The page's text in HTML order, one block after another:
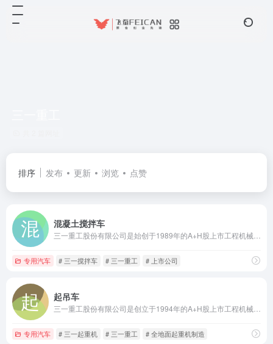
排序 发布 更新 浏览 点赞
混凝土搅拌车
专用汽车 # 三一搅拌车 # 三一重工 # 上市公司
起吊车
专用汽车 # 三一起重机 # 三一重工 # 全地面起重机制造